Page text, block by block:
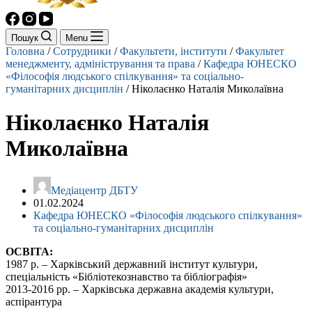
Пошук Menu
Головна /Сотрудники /Факультети, інститути /Факультет
менеджменту, адміністрування та права /Кафедра ЮНЕСКО
«Філософія людського спілкування» та соціально-
гуманітарних дисциплін /Ніколаєнко Наталія Миколаївна
Ніколаєнко Наталія
Миколаївна
Mедіацентр ДБТУ
01.02.2024
Кафедра ЮНЕСКО «Філософія людського спілкування»
та соціально-гуманітарних дисциплін
ОСВІТА:
1987 р. – Харківський державний інститут культури,
спеціальність «Бібліотекознавство та бібліографія»
2013-2016 рр. – Харківська державна академія культури,
аспірантура